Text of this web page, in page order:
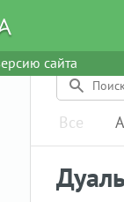
сайта
Все А